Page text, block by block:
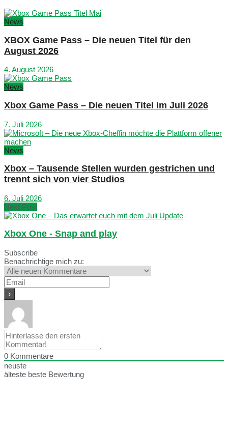
News
XBOX Game Pass – Die neuen Titel für den
August 2026
4. August 2026
News
Xbox Game Pass – Die neuen Titel im Juli 2026
7. Juli 2026
News
Xbox – Tausende Stellen wurden gestrichen und
trennt sich von vier Studios
6. Juli 2026
Next Post
Xbox One - Snap and play
Subscribe
Benachrichtige mich zu:
0 Kommentare
neuste
älteste beste Bewertung